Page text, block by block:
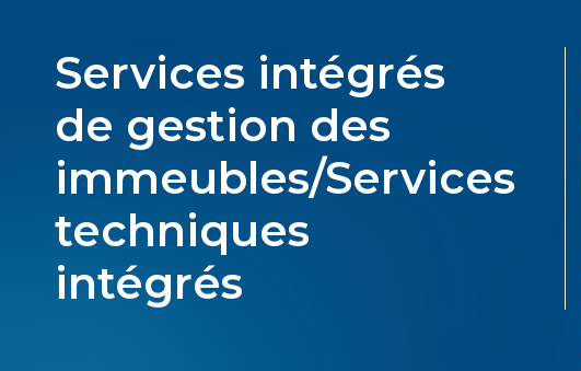
Services intégrés
de gestion des
immeubles/Services
techniques
intégrés